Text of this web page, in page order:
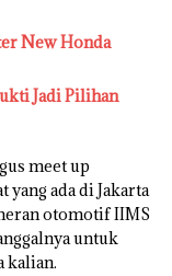
New Honda
Jadi Pilihan
meet up
ada di Jakarta
otomotif IIMS
untuk
kalian.